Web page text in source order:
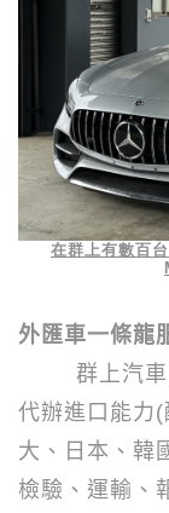
在群上有數百
外匯車一條龍
群上汽車的
代辦進口能力(
大、日本、韓
檢驗、運輸、